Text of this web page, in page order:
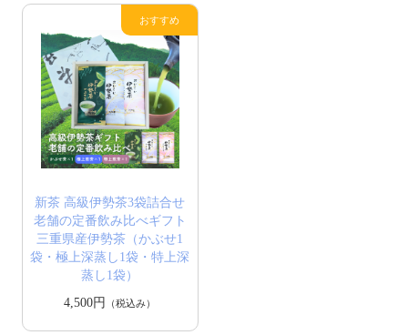
新茶 高級伊勢茶3袋詰合せ
老舗の定番飲み比べギフト
三重県産伊勢茶（かぶせ1
袋・極上深蒸し1袋・特上深
蒸し1袋）
4,500円
（税込み）